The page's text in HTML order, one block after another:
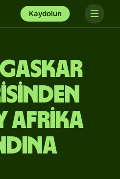
Kaydolun
Afrika